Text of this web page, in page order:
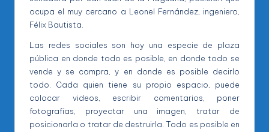
ocupa el muy cercano a Leonel Fernández, ingeniero,
Félix Bautista.
Las redes sociales son hoy una especie de plaza
pública en donde todo es posible, en donde todo se
vende y se compra, y en donde es posible decirlo
todo. Cada quien tiene su propio espacio, puede
colocar videos, escribir comentarios, poner
fotografías, proyectar una imagen, tratar de
posicionarla o tratar de destruirla. Todo es posible en